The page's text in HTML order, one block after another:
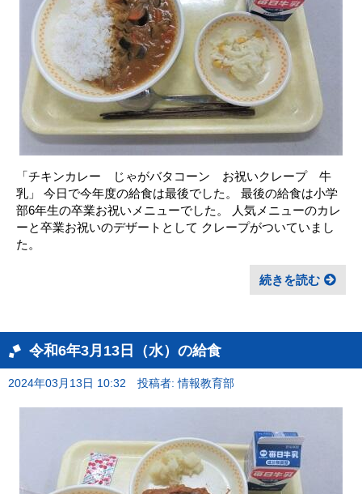
「チキンカレー じゃがバタコーン お祝いクレープ 牛
乳」 今日で今年度の給食は最後でした。 最後の給食は小学
部6年生の卒業お祝いメニューでした。 人気メニューのカレ
ーと卒業お祝いのデザートとして クレープがついていまし
た。
続きを読む
令和6年3月13日（水）の給食
2024年03月13日 10:32 投稿者: 情報教育部